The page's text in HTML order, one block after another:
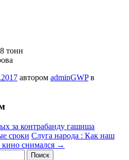
тонн
автором adminGWPв
за контрабанду гашиша
сроки Слуга народа : Как наш
кино снимался →